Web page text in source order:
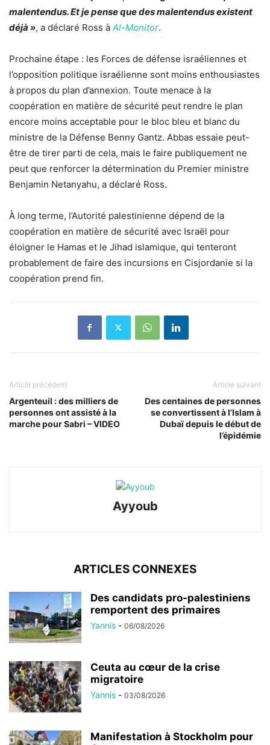
malentendus. Et je pense que des malentendus existent
déjà », a déclaré Ross à Al-Monitor.
Prochaine étape : les Forces de défense israéliennes et
l’opposition politique israélienne sont moins enthousiastes
à propos du plan d’annexion. Toute menace à la
coopération en matière de sécurité peut rendre le plan
encore moins acceptable pour le bloc bleu et blanc du
ministre de la Défense Benny Gantz. Abbas essaie peut-
être de tirer parti de cela, mais le faire publiquement ne
peut que renforcer la détermination du Premier ministre
Benjamin Netanyahu, a déclaré Ross.
À long terme, l’Autorité palestinienne dépend de la
coopération en matière de sécurité avec Israël pour
éloigner le Hamas et le Jihad islamique, qui tenteront
probablement de faire des incursions en Cisjordanie si la
coopération prend fin.
Article précédent
Argenteuil : des milliers de
personnes ont assisté à la
marche pour Sabri – VIDEO
Article suivant
Des centaines de personnes
se convertissent à l’Islam à
Dubaï depuis le début de
l’épidémie
Ayyoub
ARTICLES CONNEXES
Des candidats pro-palestiniens
remportent des primaires
Yannis - 06/08/2026
Ceuta au cœur de la crise
migratoire
Yannis - 03/08/2026
Manifestation à Stockholm pour